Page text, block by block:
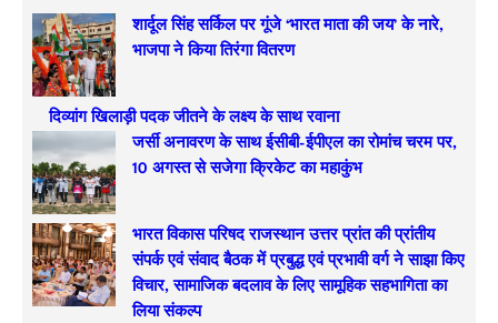
c
h
शार्दूल सिंह सर्किल पर गूंजे ‘भारत माता की जय’ के नारे,
भाजपा ने किया तिरंगा वितरण
दिव्यांग खिलाड़ी पदक जीतने के लक्ष्य के साथ रवाना
जर्सी अनावरण के साथ ईसीबी-ईपीएल का रोमांच चरम पर,
10 अगस्त से सजेगा क्रिकेट का महाकुंभ
भारत विकास परिषद राजस्थान उत्तर प्रांत की प्रांतीय
संपर्क एवं संवाद बैठक में प्रबुद्ध एवं प्रभावी वर्ग ने साझा किए
विचार, सामाजिक बदलाव के लिए सामूहिक सहभागिता का
लिया संकल्प